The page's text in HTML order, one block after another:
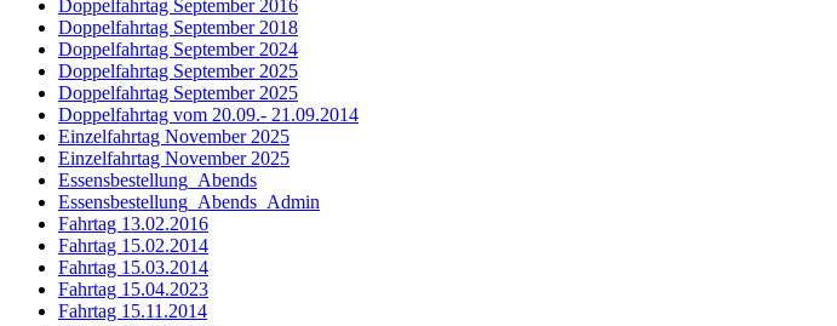
Doppelfahrtag September 2016
Doppelfahrtag September 2018
Doppelfahrtag September 2024
Doppelfahrtag September 2025
Doppelfahrtag September 2025
Doppelfahrtag vom 20.09.- 21.09.2014
Einzelfahrtag November 2025
Einzelfahrtag November 2025
Essensbestellung_Abends
Essensbestellung_Abends_Admin
Fahrtag 13.02.2016
Fahrtag 15.02.2014
Fahrtag 15.03.2014
Fahrtag 15.04.2023
Fahrtag 15.11.2014